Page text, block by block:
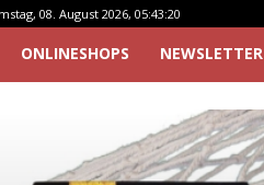
08. August 2026, 05:43:20
ONLINESHOPS NEWSLETTER